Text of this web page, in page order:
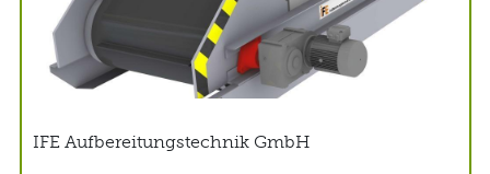
IFE Aufbereitungstechnik GmbH